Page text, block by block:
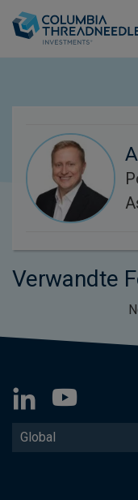
Verwandte
Global